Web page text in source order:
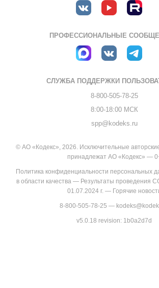
ПРОФЕССИОНАЛЬНЫЕ
СЛУЖБА ПОДДЕРЖКИ
8-800-505-78-25
8:00-18:00 МСК
spp@kodeks.ru
© АО «Кодекс», 2026. Исключительные
принадлежат АО «Кодекс» —
Политика конфиденциальности персональных
в области качества— Результаты проведения
01.07.2024 г.— Горячие
8-800-505-78-25 —
v5.0.18 revision: 1b0a2d7d